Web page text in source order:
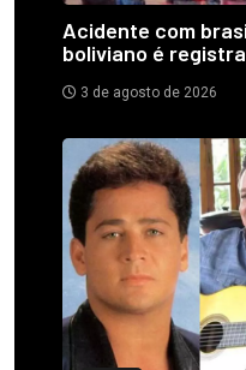
Acidente com
boliviano é
3 de agosto de 2026